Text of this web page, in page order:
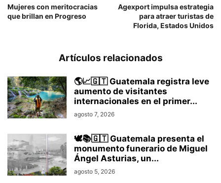
Mujeres con meritocracias
que brillan en Progreso
Agexport impulsa estrategia
para atraer turistas de
Florida, Estados Unidos
Artículos relacionados
🌎📈🇬🇹 Guatemala registra leve
aumento de visitantes
internacionales en el primer...
agosto 7, 2026
🕊️📚🇬🇹 Guatemala presenta el
monumento funerario de Miguel
Ángel Asturias, un...
agosto 5, 2026